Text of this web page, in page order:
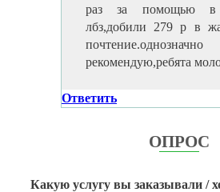
раз за помощью в
лбз,добили 279 р в
почтение.однозначно
рекомендую,ребята
Ответить
ОПРОС
Какую услугу вы заказывали /